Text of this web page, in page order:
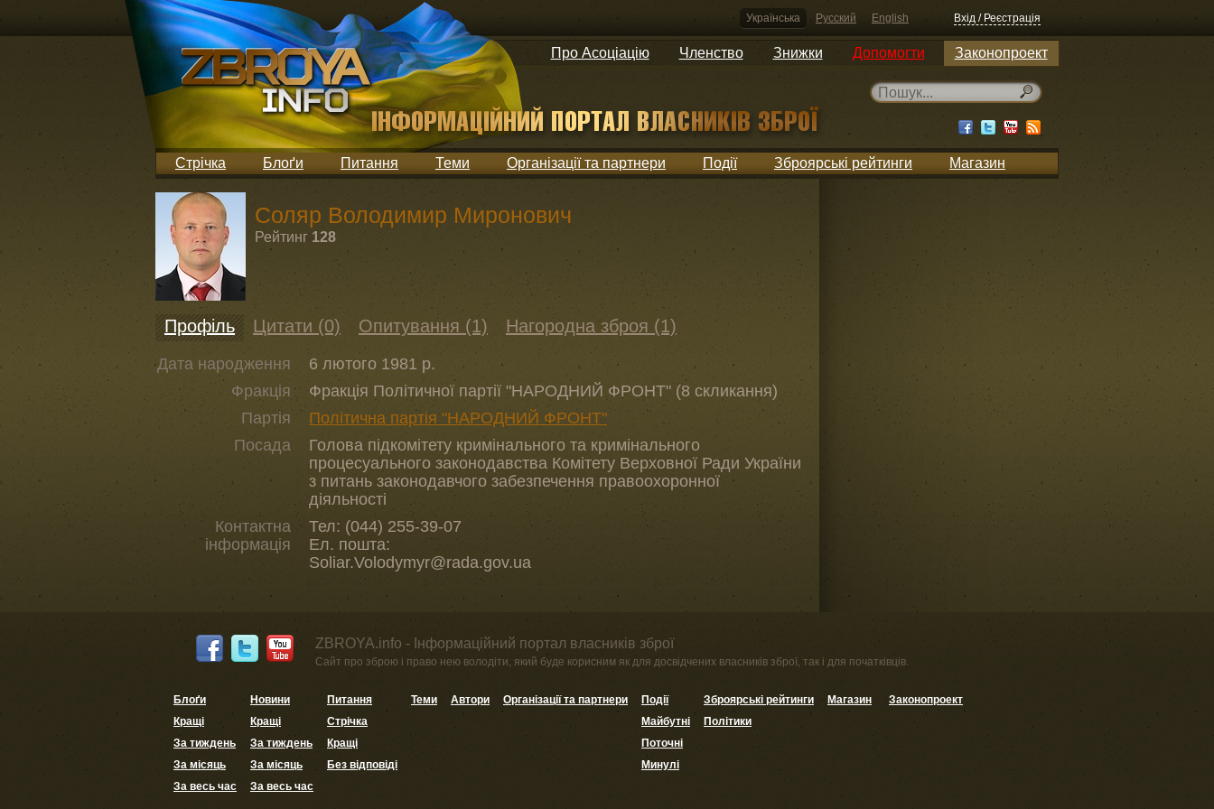
Українська Русский English Вхід / Реєстрація
Про Асоціацію Членство Знижки Допомогти Законопроект
Стрічка Блоґи Питання Теми Організації та партнери Події Зброярські рейтинги Магазин
Соляр Володимир Миронович
Рейтинг 128
Профіль Цитати (0) Опитування (1) Нагородна зброя (1)
Дата народження
6 лютого 1981 р.
Фракція
Фракція Політичної партії "НАРОДНИЙ ФРОНТ" (8 скликання)
Партія
Політична партія "НАРОДНИЙ ФРОНТ"
Посада
Голова підкомітету кримінального та кримінального
процесуального законодавства Комітету Верховної Ради України
з питань законодавчого забезпечення правоохоронної
діяльності
Контактна
інформація
Тел: (044) 255-39-07
Ел. пошта:
Soliar.Volodymyr@rada.gov.ua
ZBROYA.info - Інформаційний портал власників зброї
Сайт про зброю і право нею володіти, який буде корисним як для досвідчених власників зброї, так і для початківців.
Блоґи
Кращі
За тиждень
За місяць
За весь час
Новини
Кращі
За тиждень
За місяць
За весь час
Питання
Стрічка
Кращі
Без відповіді
Теми Автори Організації та партнери
Події
Майбутні
Поточні
Минулі
Зброярські рейтинги
Політики
Магазин Законопроект